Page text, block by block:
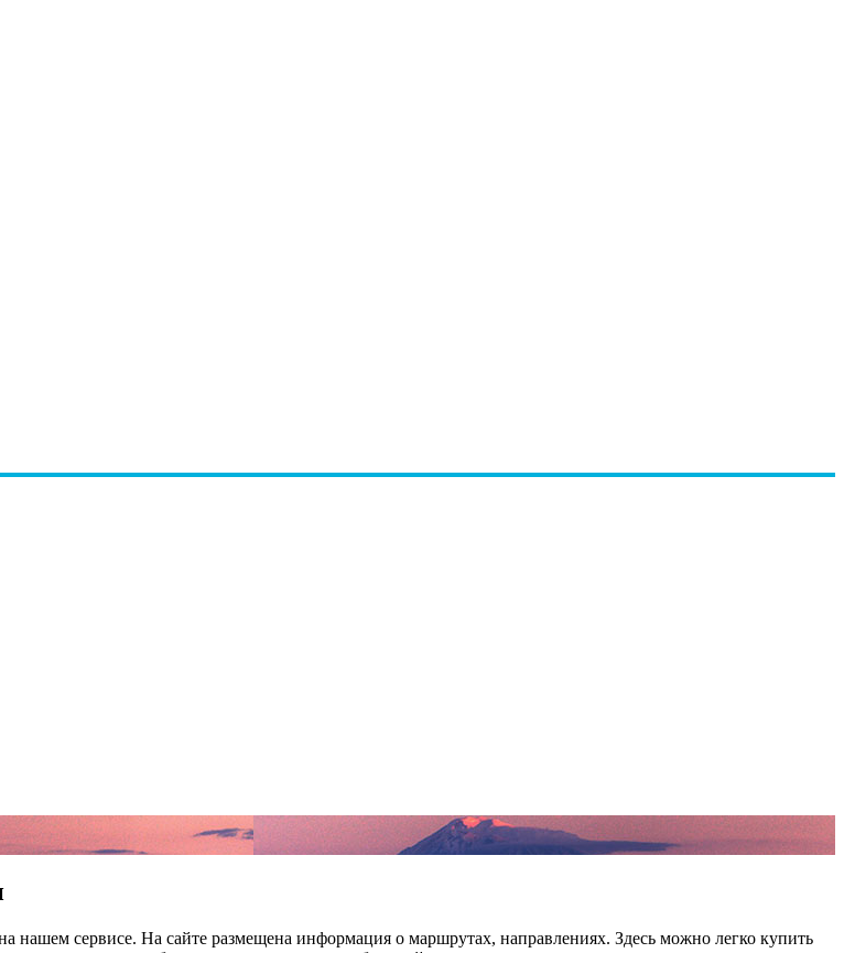
сервисе. На сайте размещена информация о маршрутах, направлениях. Здесь можно легко купить